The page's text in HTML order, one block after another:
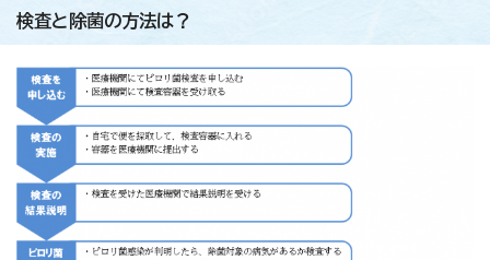
検査と除菌の方法は？